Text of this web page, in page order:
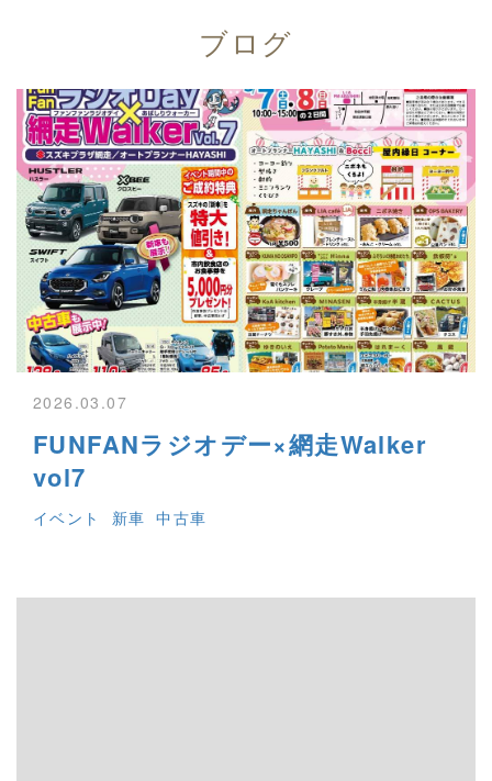
ブログ
FUNFANラジオデー×網走Walker
vol7
2026.03.07
イベント 新車 中古車